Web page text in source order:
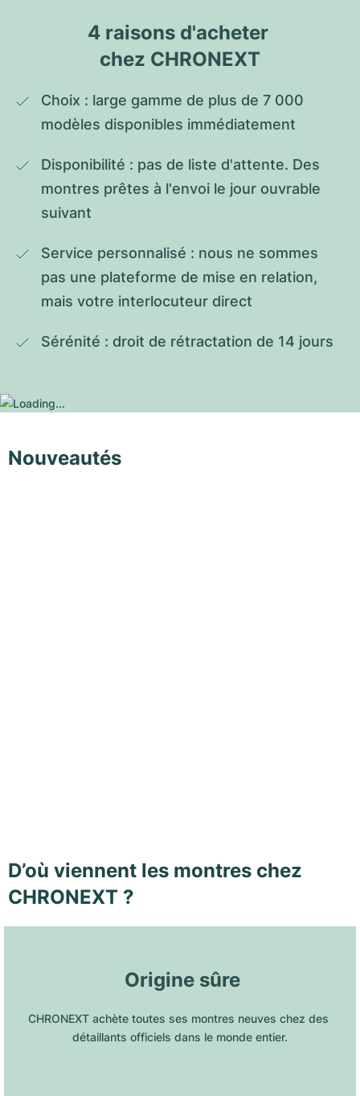
4 raisons d'acheter
chez CHRONEXT
Choix : large gamme de plus de 7 000
modèles disponibles immédiatement
Disponibilité : pas de liste d'attente. Des
montres prêtes à l'envoi le jour ouvrable
suivant
Service personnalisé : nous ne sommes
pas une plateforme de mise en relation,
mais votre interlocuteur direct
Sérénité : droit de rétractation de 14 jours
Nouveautés
D’où viennent les montres chez
CHRONEXT ?
Origine sûre
CHRONEXT achète toutes ses montres neuves chez des
détaillants officiels dans le monde entier.